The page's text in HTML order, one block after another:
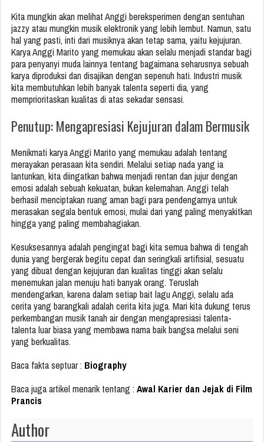
Kita mungkin akan melihat Anggi bereksperimen dengan sentuhan
jazzy atau mungkin musik elektronik yang lebih lembut. Namun, satu
hal yang pasti, inti dari musiknya akan tetap sama, yaitu kejujuran.
Karya Anggi Marito yang memukau akan selalu menjadi standar bagi
para penyanyi muda lainnya tentang bagaimana seharusnya sebuah
karya diproduksi dan disajikan dengan sepenuh hati. Industri musik
kita membutuhkan lebih banyak talenta seperti dia, yang
memprioritaskan kualitas di atas sekadar sensasi.
Penutup: Mengapresiasi Kejujuran dalam Bermusik
Menikmati karya Anggi Marito yang memukau adalah tentang
merayakan perasaan kita sendiri. Melalui setiap nada yang ia
lantunkan, kita diingatkan bahwa menjadi rentan dan jujur dengan
emosi adalah sebuah kekuatan, bukan kelemahan. Anggi telah
berhasil menciptakan ruang aman bagi para pendengarnya untuk
merasakan segala bentuk emosi, mulai dari yang paling menyakitkan
hingga yang paling membahagiakan.
Kesuksesannya adalah pengingat bagi kita semua bahwa di tengah
dunia yang bergerak begitu cepat dan seringkali artifisial, sesuatu
yang dibuat dengan kejujuran dan kualitas tinggi akan selalu
menemukan jalan menuju hati banyak orang. Teruslah
mendengarkan, karena dalam setiap bait lagu Anggi, selalu ada
cerita yang barangkali adalah cerita kita juga. Mari kita dukung terus
perkembangan musik tanah air dengan mengapresiasi talenta-
talenta luar biasa yang membawa nama baik bangsa melalui seni
yang berkualitas.
Baca fakta septuar : Biography
Baca juga artikel menarik tentang : Awal Karier dan Jejak di Film
Prancis
Author